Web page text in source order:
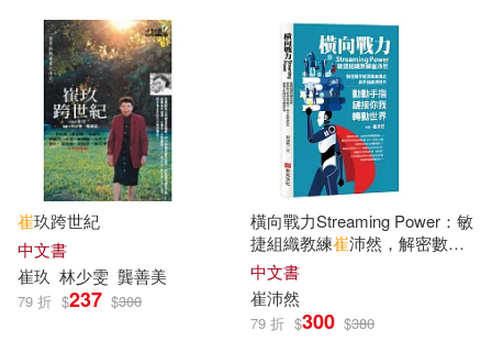
崔勝民（主編）(7) 崔吉子(7)
崔增亮（主編）(7) 崔大華(7)
崔巒(7) 崔巒等（主編）(7)
崔延強(7) 崔旼俊(7)
崔樹敬(7) 崔琡僖(7)
金塊文化(23)
長江文藝出版社(23)
warner music(22)
中國科學技術出版社(22)
光明日報出版社(22)
崔玖跨世紀
中文書
崔玖 林少雯 龔善美
79 折 $237 $300
橫向戰力Streaming Power：敏
捷組織教練崔沛然，解密數字
經濟商業模式，與手指經濟時
代，動動手指鏈接你我轉動世
界
中文書
崔沛然
79 折 $300 $380